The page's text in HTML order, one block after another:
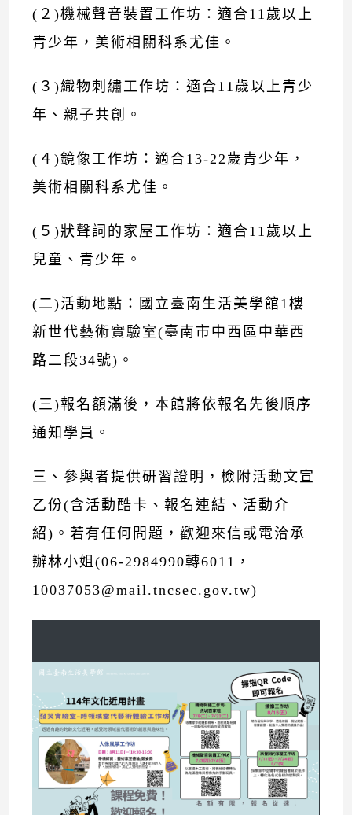
(２)機械聲音裝置工作坊：適合11歲以上
青少年，美術相關科系尤佳。
(３)織物刺繡工作坊：適合11歲以上青少
年、親子共創。
(４)鏡像工作坊：適合13-22歲青少年，
美術相關科系尤佳。
(５)狀聲詞的家屋工作坊：適合11歲以上
兒童、青少年。
(二)活動地點：國立臺南生活美學館1樓
新世代藝術實驗室(臺南市中西區中華西
路二段34號)。
(三)報名額滿後，本館將依報名先後順序
通知學員。
三、參與者提供研習證明，檢附活動文宣
乙份(含活動酷卡、報名連結、活動介
紹)。若有任何問題，歡迎來信或電洽承
辦林小姐(06-2984990轉6011，
10037053@mail.tncsec.gov.tw)